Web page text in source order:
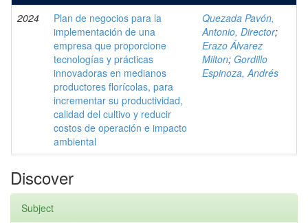
2024
Plan de negocios para la
implementación de una
empresa que proporcione
tecnologías y prácticas
innovadoras en medianos
productores florícolas, para
incrementar su productividad,
calidad del cultivo y reducir
costos de operación e impacto
ambiental
Quezada Pavón,
Antonio, Director;
Erazo Álvarez
Milton; Gordillo
Espinoza, Andrés
Discover
Subject